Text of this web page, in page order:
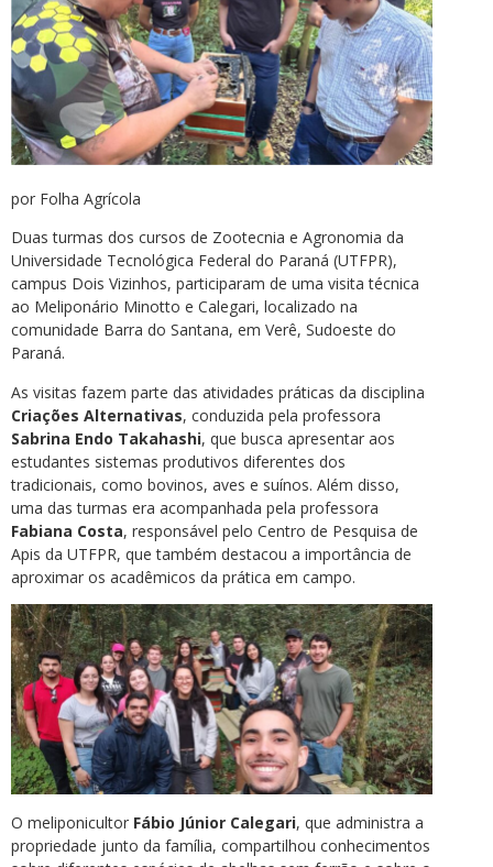
por Folha Agrícola
Duas turmas dos cursos de Zootecnia e Agronomia da
Universidade Tecnológica Federal do Paraná (UTFPR),
campus Dois Vizinhos, participaram de uma visita técnica
ao Meliponário Minotto e Calegari, localizado na
comunidade Barra do Santana, em Verê, Sudoeste do
Paraná.
As visitas fazem parte das atividades práticas da disciplina
Criações Alternativas, conduzida pela professora
Sabrina Endo Takahashi, que busca apresentar aos
estudantes sistemas produtivos diferentes dos
tradicionais, como bovinos, aves e suínos. Além disso,
uma das turmas era acompanhada pela professora
Fabiana Costa, responsável pelo Centro de Pesquisa de
Apis da UTFPR, que também destacou a importância de
aproximar os acadêmicos da prática em campo.
O meliponicultor Fábio Júnior Calegari, que administra a
propriedade junto da família, compartilhou conhecimentos